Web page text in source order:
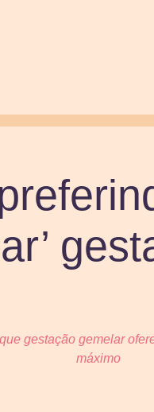
gestação gemelar
máximo